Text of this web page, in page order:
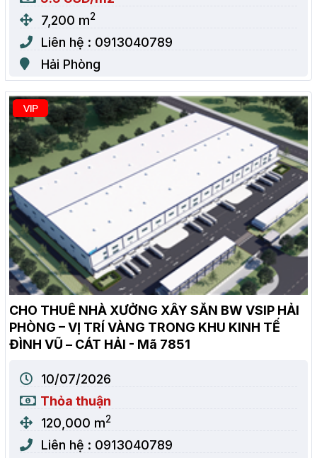
7,200 m2
Liên hệ : 0913040789
Hải Phòng
CHO THUÊ NHÀ XƯỞNG XÂY SẴN BW VSIP HẢI
PHÒNG – VỊ TRÍ VÀNG TRONG KHU KINH TẾ
ĐÌNH VŨ – CÁT HẢI - Mã 7851
10/07/2026
Thỏa thuận
120,000 m2
Liên hệ : 0913040789